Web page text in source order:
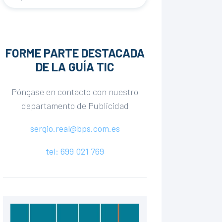
FORME PARTE DESTACADA
DE LA GUÍA TIC
Póngase en contacto con nuestro
departamento de Publicidad
sergio.real@bps.com.es
tel: 699 021 769